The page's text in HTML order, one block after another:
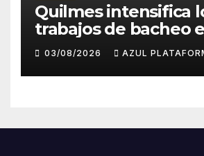
Quilmes intensifica
trabajos de bacheo
distintos barrios
03/08/2026 AZUL